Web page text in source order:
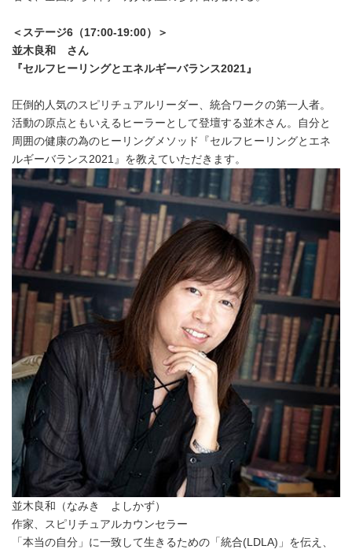
＜ステージ6 （17:00-19:00）
＞
並木良和 さん
『セルフヒーリングとエネルギーバランス2021 』
圧倒的人気のスピリチュアルリーダー、統合ワークの第一人者。
活動の原点ともいえるヒーラーとして登壇する並木さん。自分と
周囲の健康の為のヒーリングメソッド『セルフヒーリングとエネ
ルギーバランス2021』を教えていただきます。
並木良和（なみき よしかず）
作家、スピリチュアルカウンセラー
「本当の自分」に一致して生きるための「統合(LDLA)」を伝え、